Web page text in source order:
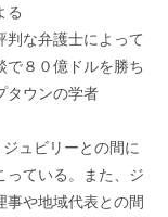
る
な弁護士によって
で８０億ドルを勝ち
タウンの学者
ュビリーとの間に
っている。また、ジ
事や地域代表との間